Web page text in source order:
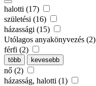
halotti (17)
születési (16)
házassági (15)
Utólagos anyakönyvezés (2)
férfi (2)
több kevesebb
nő (2)
házasság, halotti (1)